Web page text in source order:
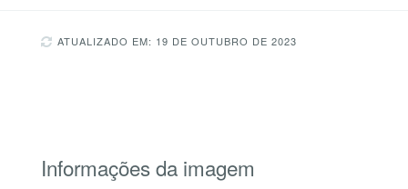
ATUALIZADO EM: 19 DE OUTUBRO DE 2023
Informações da imagem